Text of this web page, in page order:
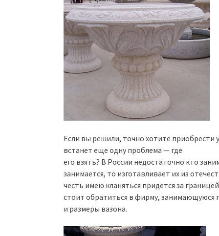
Если вы решили, точно хотите приобрести
встанет еще одну проблема — где
его взять? В России недостаточно кто
занимается, то изготавливает их из
честь имею кланяться придется за
стоит обратиться в фирму, занимающуюся
и размеры вазона.